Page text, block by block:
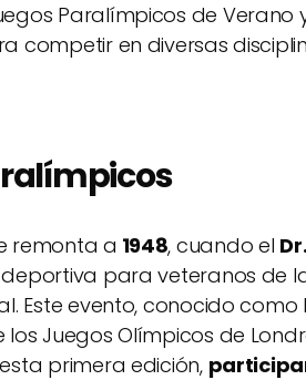
Paralímpicos de Verano
competir en diversas
remonta a 1948, cuando el
para veteranos de
Este evento, conocido
Juegos Olímpicos de
primera edición,